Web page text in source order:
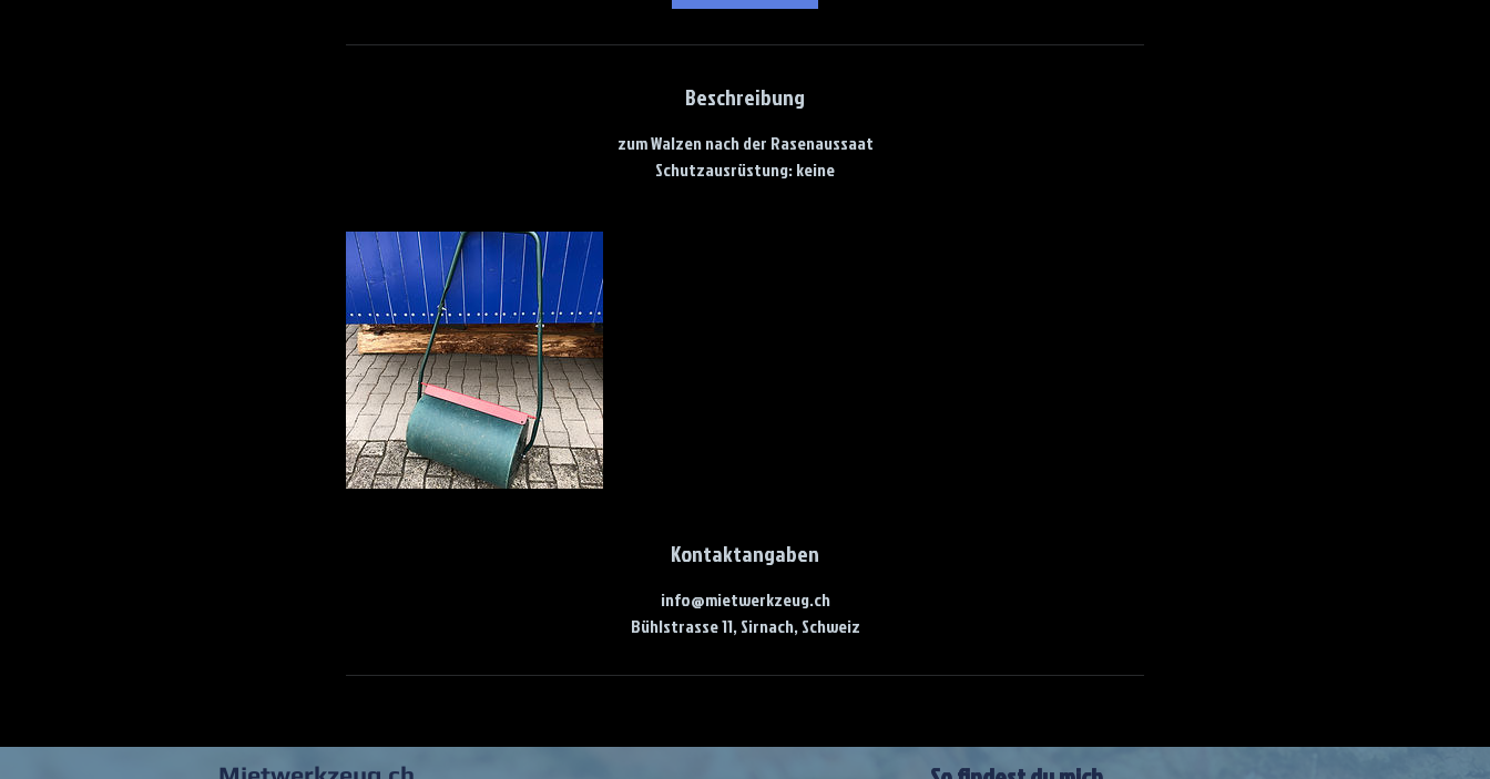
Beschreibung
zum Walzen nach der Rasenaussaat
Schutzausrüstung: keine
Kontaktangaben
info@mietwerkzeug.ch
Bühlstrasse 11, Sirnach, Schweiz